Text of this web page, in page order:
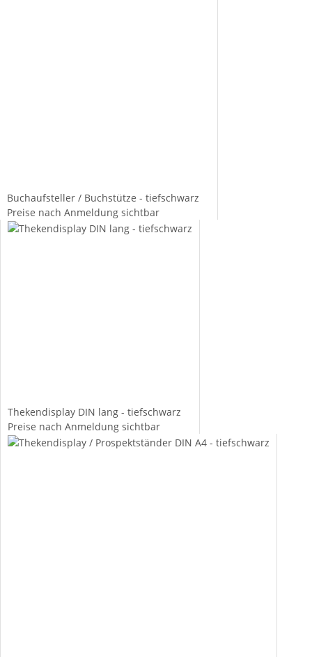
Buchaufsteller / Buchstütze - tiefschwarz
Preise nach Anmeldung sichtbar
Thekendisplay DIN lang - tiefschwarz
Preise nach Anmeldung sichtbar